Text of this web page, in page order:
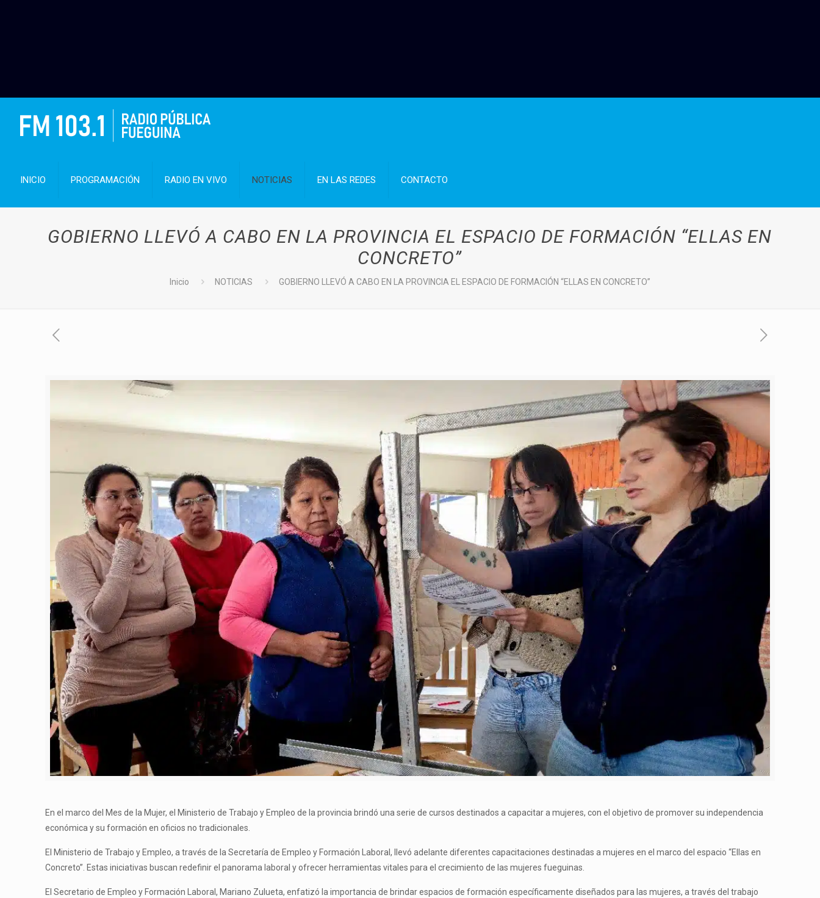
INICIO PROGRAMACIÓN RADIO EN VIVO NOTICIAS EN LAS REDES CONTACTO
GOBIERNO LLEVÓ A CABO EN LA PROVINCIA EL ESPACIO DE FORMACIÓN “ELLAS EN
CONCRETO”
Inicio NOTICIAS GOBIERNO LLEVÓ A CABO EN LA PROVINCIA EL ESPACIO DE FORMACIÓN “ELLAS EN CONCRETO”
En el marco del Mes de la Mujer, el Ministerio de Trabajo y Empleo de la provincia brindó una serie de cursos destinados a capacitar a mujeres, con el objetivo de promover su independencia
económica y su formación en oficios no tradicionales.
El Ministerio de Trabajo y Empleo, a través de la Secretaría de Empleo y Formación Laboral, llevó adelante diferentes capacitaciones destinadas a mujeres en el marco del espacio “Ellas en
Concreto”. Estas iniciativas buscan redefinir el panorama laboral y ofrecer herramientas vitales para el crecimiento de las mujeres fueguinas.
El Secretario de Empleo y Formación Laboral, Mariano Zulueta, enfatizó la importancia de brindar espacios de formación específicamente diseñados para las mujeres, a través del trabajo